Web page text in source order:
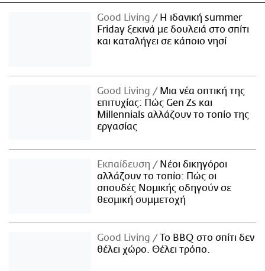
Good Living
Η ιδανική summer
Friday ξεκινά με δουλειά στο σπίτι
και καταλήγει σε κάποιο νησί
Good Living
Μια νέα οπτική της
επιτυχίας: Πώς Gen Zs και
Millennials αλλάζουν το τοπίο της
εργασίας
Εκπαίδευση
Νέοι δικηγόροι
αλλάζουν το τοπίο: Πώς οι
σπουδές Νομικής οδηγούν σε
θεσμική συμμετοχή
Good Living
Το BBQ στο σπίτι δεν
θέλει χώρο. Θέλει τρόπο.